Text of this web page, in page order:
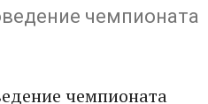
чемпионата
чемпионата